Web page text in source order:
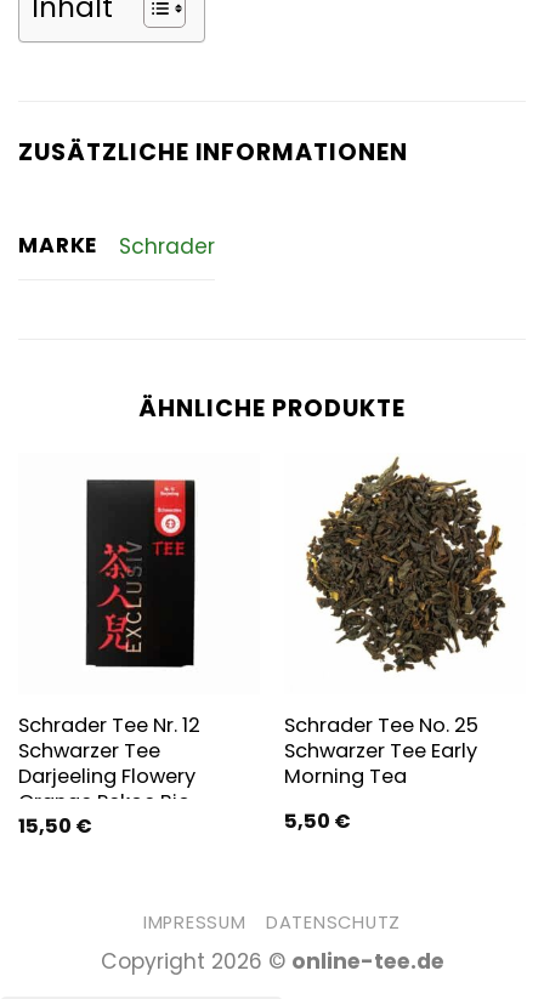
ZUSÄTZLICHE INFORMATIONEN
MARKE Schrader
ÄHNLICHE PRODUKTE
Schrader Tee Nr. 12
Schwarzer Tee
Darjeeling Flowery
Orange Pekoe Bio
15,50 €
Schrader Tee No. 25
Schwarzer Tee Early
Morning Tea
5,50 €
IMPRESSUM DATENSCHUTZ
Copyright 2026 © online-tee.de